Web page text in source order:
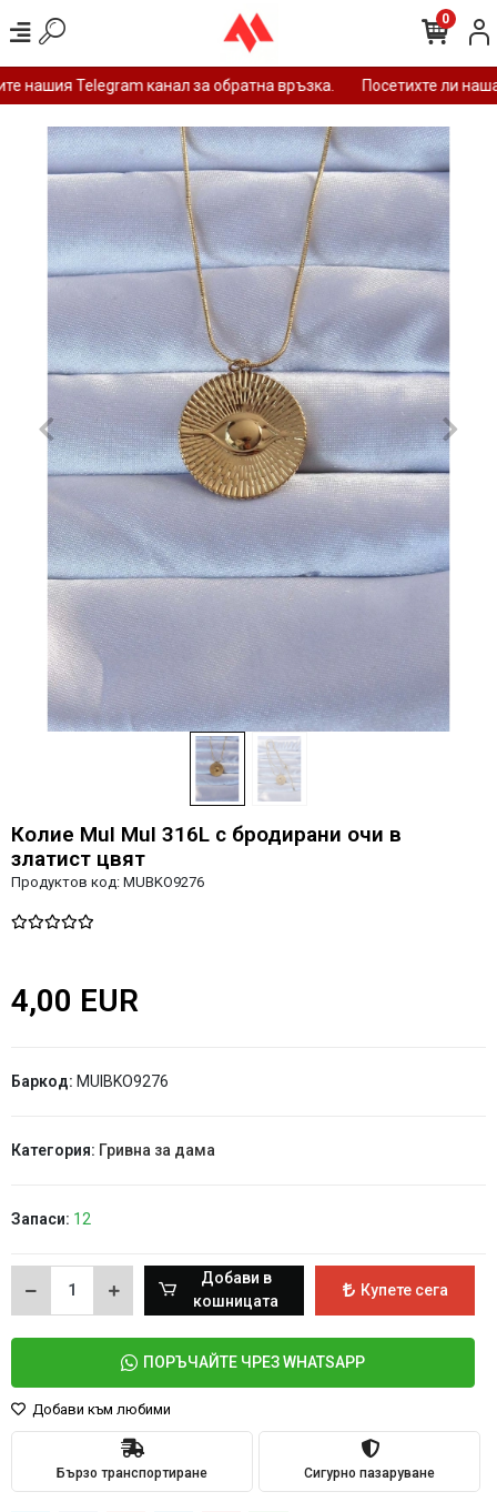
нашия Telegram канал за обратна връзка. Посетихте ли
0
Колие MuI MuI 316L с бродирани очи в
златист цвят
Продуктов код: MUBKO9276
4,00 EUR
Баркод: MUIBKO9276
Категория: Гривна за дама
Запаси: 12
Добави в
кошницата
Купете сега
ПОРЪЧАЙТЕ ЧРЕЗ WHATSAPP
Добави към любими
Бързо транспортиране Сигурно пазаруване